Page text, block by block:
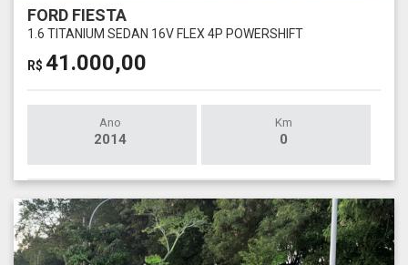
FORD FIESTA
1.6 TITANIUM SEDAN 16V FLEX 4P POWERSHIFT
R$ 41.000,00
Ano
2014
Km
0